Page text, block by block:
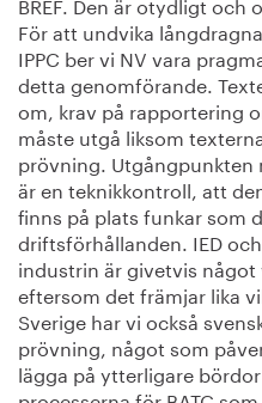
För att undvika
IPPC ber vi NV vara
detta genomförande.
om, krav på rapportering
måste utgå liksom
prövning. Utgångpunkten
är en teknikkontroll, att
finns på plats funkar som
driftsförhållanden. IED
industrin är givetvis något
eftersom det främjar lika
Sverige har vi också
prövning, något som
lägga på ytterligare